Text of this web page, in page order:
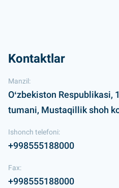
Kontaktlar
Manzil:
Oʻzbekiston Respublikasi,
tumani, Mustaqillik shoh
Ishonch telefoni:
+998555188000
Fax:
+998555188000